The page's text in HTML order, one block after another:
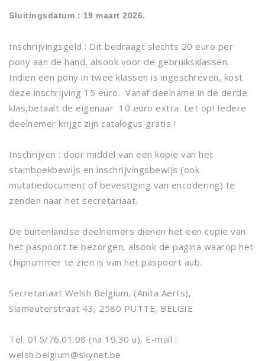
Sluitingsdatum : 19 maart 2026.
Inschrijvingsgeld : Dit bedraagt slechts 20 euro per
pony aan de hand, alsook voor de gebruiksklassen.
Indien een pony in twee klassen is ingeschreven, kost
deze inschrijving 15 euro. Vanaf deelname in de derde
klas,betaalt de eigenaar 10 euro extra. Let op! Iedere
deelnemer krijgt zijn catalogus gratis !
Inschrijven : door middel van een kopie van het
stamboekbewijs en inschrijvingsbewijs (ook
mutatiedocument of bevestiging van encodering) te
zenden naar het secretariaat.
De buitenlandse deelnemers dienen het een copie van
het paspoort te bezorgen, alsook de pagina waarop het
chipnummer te zien is van het paspoort aub.
Secretariaat Welsh Belgium, (Anita Aerts),
Slameuterstraat 43, 2580 PUTTE, BELGIE
Tel. 015/76.01.08 (na 19.30 u), E-mail :
welsh.belgium@skynet.be